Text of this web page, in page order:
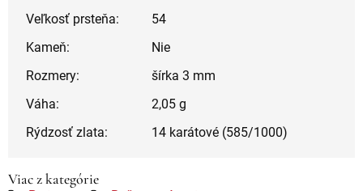
Veľkosť prsteňa:
54
Kameň:
Nie
Rozmery:
šírka 3 mm
Váha:
2,05 g
Rýdzosť zlata:
14 karátové (585/1000)
Viac z kategórie